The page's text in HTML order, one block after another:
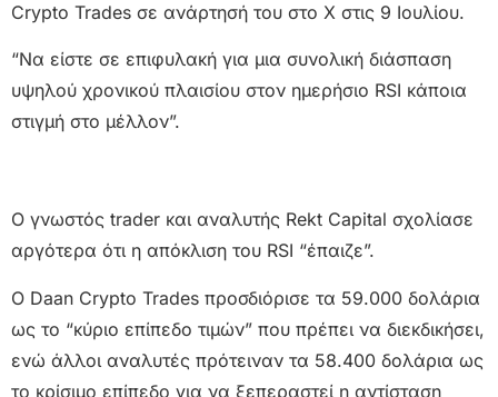
Crypto Trades σε ανάρτησή του στο X στις 9 Ιουλίου.
“Να είστε σε επιφυλακή για μια συνολική διάσπαση
υψηλού χρονικού πλαισίου στον ημερήσιο RSI κάποια
στιγμή στο μέλλον”.
Ο γνωστός trader και αναλυτής Rekt Capital σχολίασε
αργότερα ότι η απόκλιση του RSI “έπαιζε”.
O Daan Crypto Trades προσδιόρισε τα 59.000 δολάρια
ως το “κύριο επίπεδο τιμών” που πρέπει να διεκδικήσει,
ενώ άλλοι αναλυτές πρότειναν τα 58.400 δολάρια ως
το κρίσιμο επίπεδο για να ξεπεραστεί η αντίσταση